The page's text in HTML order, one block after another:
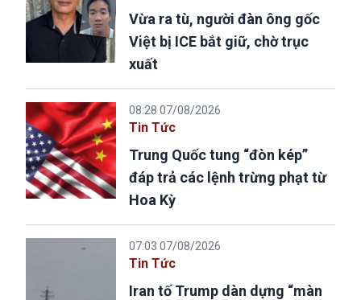
Vừa ra tù, người đàn ông gốc
Việt bị ICE bắt giữ, chờ trục
xuất
08:28 07/08/2026
Tin Tức
Trung Quốc tung “đòn kép”
đáp trả các lệnh trừng phạt từ
Hoa Kỳ
07:03 07/08/2026
Tin Tức
Iran tố Trump dàn dựng “màn